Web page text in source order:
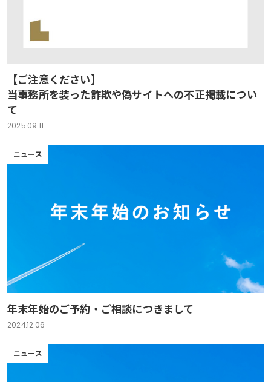
【ご注意ください】
当事務所を装った詐欺や偽サイトへの不正掲載につい
て
2025.09.11
ニュース
年末年始のご予約・ご相談につきまして
2024.12.06
ニュース